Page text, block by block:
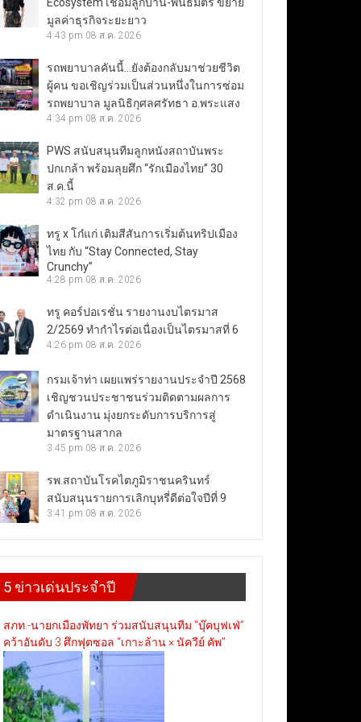
มูลค่าธุรกิจระยะยาว
4:43 pm 08 ส.ค. 2026
รถพยาบาลคันนี้…ยังต้องกลับมาช่วยชีวิต
ผู้คน ขอเชิญร่วมเป็นส่วนหนึ่งในการซ่อม
รถพยาบาล มูลนิธิกุศลศรัทธา อ.พระแสง
4:34 pm 08 ส.ค. 2026
PWS สนับสนุนทีมลูกหนังสถาบันพระ
ปกเกล้า พร้อมลุยศึก “รักเมืองไทย” 30
ส.ค.นี้
4:32 pm 08 ส.ค. 2026
ทรู x โก๋แก่ เติมสีสันการเริ่มต้นทริปเมือง
ไทย กับ “Stay Connected, Stay
Crunchy”
4:28 pm 08 ส.ค. 2026
ทรู คอร์ปอเรชั่น รายงานงบไตรมาส
2/2569 ทำกำไรต่อเนื่องเป็นไตรมาสที่ 6
4:26 pm 08 ส.ค. 2026
กรมเจ้าท่า เผยแพร่รายงานประจำปี 2568
เชิญชวนประชาชนร่วมติดตามผลการ
ดำเนินงาน มุ่งยกระดับการบริการสู่
มาตรฐานสากล
3:45 pm 08 ส.ค. 2026
รพ.สถาบันโรคไตภูมิราชนครินทร์
สนับสนุนรายการเลิกบุหรี่ดีต่อใจปีที่ 9
3:41 pm 08 ส.ค. 2026
5 ข่าวเด่นประจำปี
สภท.-นายกเมืองพัทยา ร่วมสนับสนุนทีม “บุ๊คบุฟเฟ่”
คว้าอันดับ 3 ศึกฟุตซอล “เกาะล้าน × นัควีย์ คัพ”